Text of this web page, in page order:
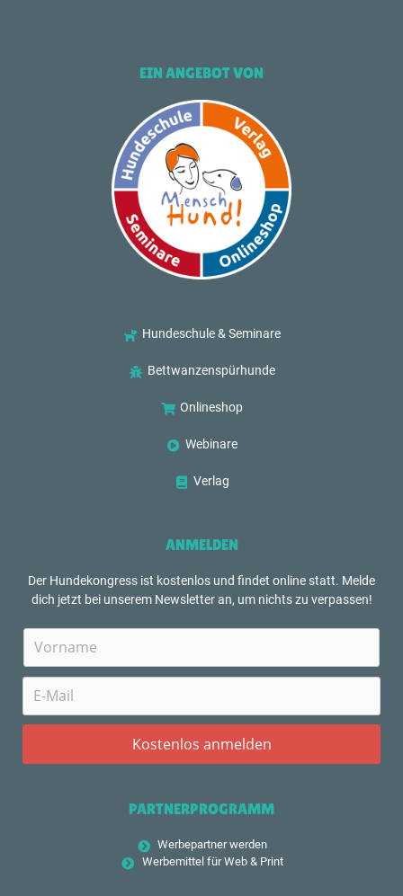
EIN ANGEBOT VON
Hundeschule & Seminare
Bettwanzenspürhunde
Onlineshop
Webinare
Verlag
ANMELDEN
Der Hundekongress ist kostenlos und findet online statt. Melde
dich jetzt bei unserem Newsletter an, um nichts zu verpassen!
PARTNERPROGRAMM
Werbepartner werden
Werbemittel für Web & Print